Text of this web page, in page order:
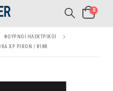
0
ΦΟΎΡΝΟΙ ΗΛΕΚΤΡΙΚΟΊ
XP PIRON / 8188